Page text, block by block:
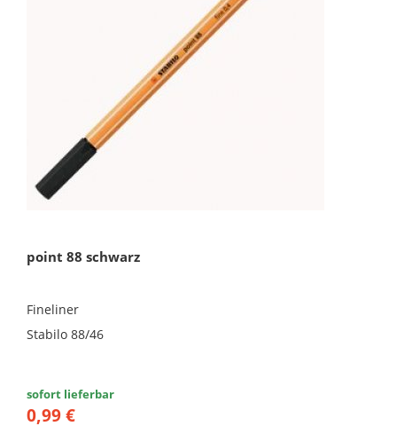
point 88 schwarz
Fineliner
Stabilo 88/46
sofort lieferbar
0,99 €